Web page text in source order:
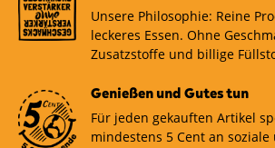
Unsere Philosophie: Reine
leckeres Essen. Ohne
Zusatzstoffe und billige
Genießen und Gutes tun
Für jeden gekauften Artikel
mindestens 5 Cent an